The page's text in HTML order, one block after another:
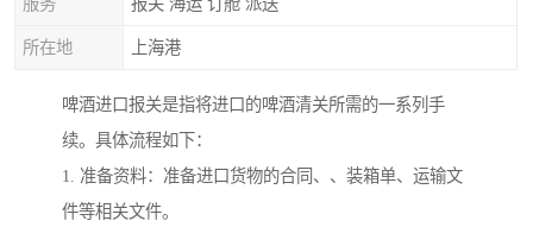
所在地 上海港
啤酒进口报关是指将进口的啤酒清关所需的一系列手
续。具体流程如下：
1. 准备资料：准备进口货物的合同、、装箱单、运输文
件等相关文件。